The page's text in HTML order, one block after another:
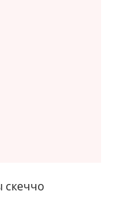
скеччо